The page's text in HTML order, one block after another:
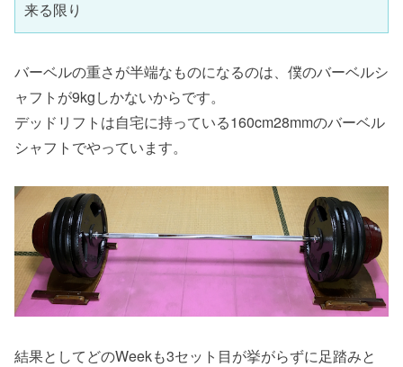
来る限り
バーベルの重さが半端なものになるのは、僕のバーベルシ
ャフトが9kgしかないからです。
デッドリフトは自宅に持っている160cm28mmのバーベル
シャフトでやっています。
結果としてどのWeekも3セット目が挙がらずに足踏みと